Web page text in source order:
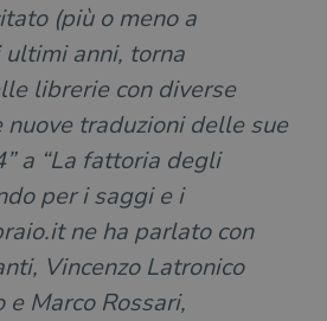
(più o meno a
anni, torna
librerie con diverse
nuove traduzioni delle sue
a “La fattoria degli
per i saggi e i
ne ha parlato con
Vincenzo Latronico
e Marco Rossari,